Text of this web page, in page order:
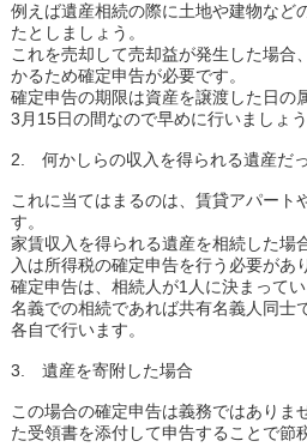
例えば遺産相続の際に土地や建物など
たとしましょう。
これを売却して売却益が発生した場合
かるため確定申告が必要です。
確定申告の期限は資産を譲渡した日の
3月15日の間なので早めに行いましょう
2. 何かしらの収入を得られる遺産だ
これに当てはまるのは、賃貸アパート
す。
家賃収入を得られる遺産を相続した場
入は所得税の確定申告を行う必要があ
確定申告は、相続人が1人に決まって
名義での相続であれば共有名義人同士
各自で行います。
3. 遺産を寄附した場合
この場合の確定申告は義務ではありま
た受領書を添付して申告することで節